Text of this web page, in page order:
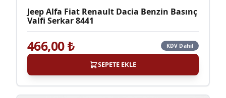
Jeep Alfa Fiat Renault Dacia Benzin Basınç
Valfi Serkar 8441
466,00₺ KDV Dahil
SEPETE EKLE